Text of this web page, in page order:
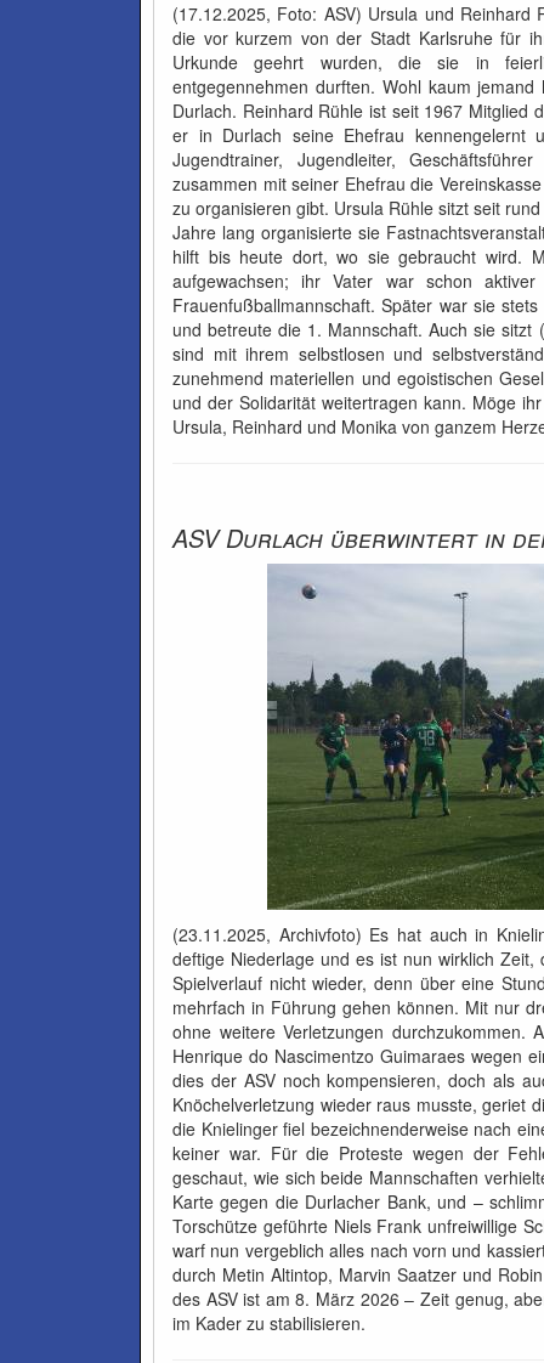
(17.12.2025, Foto: ASV) Ursula und
die vor kurzem von der Stadt Karlsruhe für
Urkunde geehrt wurden, die sie in
entgegennehmen durften. Wohl kaum
Durlach. Reinhard Rühle ist seit 1967 Mitglied
er in Durlach seine Ehefrau
Jugendtrainer, Jugendleiter,
zusammen mit seiner Ehefrau die
zu organisieren gibt. Ursula Rühle sitzt seit
Jahre lang organisierte sie
hilft bis heute dort, wo sie gebraucht wird.
aufgewachsen; ihr Vater war schon
Frauenfußballmannschaft. Später war sie
und betreute die 1. Mannschaft. Auch sie
sind mit ihrem selbstlosen und
zunehmend materiellen und egoistischen
und der Solidarität weitertragen kann. Möge
Ursula, Reinhard und Monika von ganzem
ASV Durlach überwintert in
(23.11.2025, Archivfoto) Es hat auch in
deftige Niederlage und es ist nun wirklich
Spielverlauf nicht wieder, denn über eine
mehrfach in Führung gehen können. Mit nur
ohne weitere Verletzungen
Henrique do Nascimentzo Guimaraes wegen
dies der ASV noch kompensieren, doch als
Knöchelverletzung wieder raus musste, geriet
die Knielinger fiel bezeichnenderweise nach
keiner war. Für die Proteste wegen der
geschaut, wie sich beide Mannschaften
Karte gegen die Durlacher Bank, und –
Torschütze geführte Niels Frank unfreiwillige
warf nun vergeblich alles nach vorn und
durch Metin Altintop, Marvin Saatzer und
des ASV ist am 8. März 2026 – Zeit genug,
im Kader zu stabilisieren.